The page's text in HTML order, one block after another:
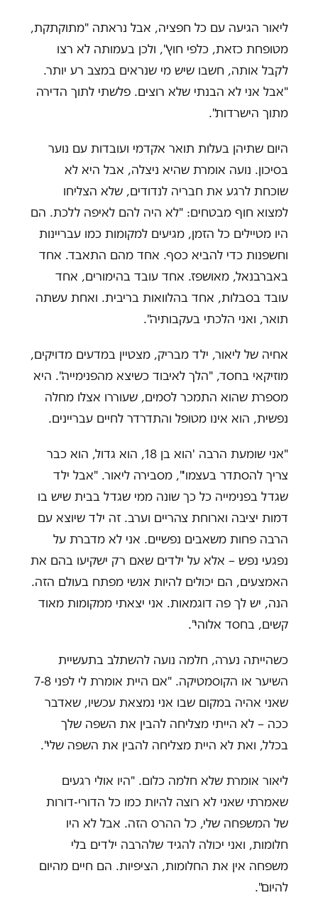
ליאור הגיעה עם כל חפציה, אבל נראתה "מתוקתקת,
מטופחת כזאת, כלפי חוץ", ולכן בעמותה לא רצו
לקבל אותה, חשבו שיש מי שנראים במצב רע יותר.
"אבל אני לא הבנתי שלא רוצים. פלשתי לתוך הדירה
מתוך הישרדות".
היום שתיהן בעלות תואר אקדמי ועובדות עם נוער
בסיכון. נועה אומרת שהיא ניצלה, אבל היא לא
שוכחת לרגע את חבריה לנדודים, שלא הצליחו
למצוא חוף מבטחים: "לא היה להם לאיפה ללכת. הם
היו מטיילים כל הזמן, מגיעים למקומות כמו עבריינות
וחשפנות כדי להביא כסף. אחד מהם התאבד. אחד
באברבנאל, מאושפז. אחד עובד בהימורים, אחד
עובד בסבלות, אחד בהלוואות בריבית. ואחת עשתה
תואר, ואני הלכתי בעקבותיה".
אחיה של ליאור, ילד מבריק, מצטיין במדעים מדויקים,
מוזיקאי בחסד, "הלך לאיבוד כשיצא מהפנימייה". היא
מספרת שהוא התמכר לסמים, שעוררו אצלו מחלה
נפשית, הוא אינו מטופל והתדרדר לחיים עבריינים.
"אני שומעת הרבה 'הוא בן 18, הוא גדול, הוא כבר
צריך להסתדר בעצמו'", מסבירה ליאור. "אבל ילד
שגדל בפנימייה כל כך שונה ממי שגדל בבית שיש בו
דמות יציבה וארוחת צהריים וערב. זה ילד שיוצא עם
הרבה פחות משאבים נפשיים. אני לא מדברת על
נפגעי נפש – אלא על ילדים שאם רק ישקיעו בהם את
האמצעים, הם יכולים להיות אנשי מפתח בעולם הזה.
הנה, יש לך פה דוגמאות. אני יצאתי ממקומות מאוד
קשים, בחסד אלוהי".
כשהייתה נערה, חלמה נועה להשתלב בתעשיית
השיער או הקוסמטיקה. "אם היית אומרת לי לפני 7-8
שאני אהיה במקום שבו אני נמצאת עכשיו, שאדבר
ככה – לא הייתי מצליחה להבין את השפה שלך
בכלל, ואת לא היית מצליחה להבין את השפה שלי".
ליאור אומרת שלא חלמה כלום. "היו אולי רגעים
שאמרתי שאני לא רוצה להיות כמו כל הדורי-דורות
של המשפחה שלי, כל ההרס הזה. אבל לא היו
חלומות, ואני יכולה להגיד שלהרבה ילדים בלי
משפחה אין את החלומות, הציפיות. הם חיים מהיום
להיום".